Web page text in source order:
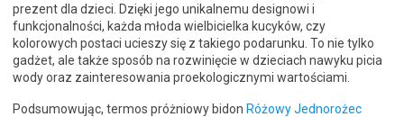
prezent dla dzieci. Dzięki jego unikalnemu designowi i
funkcjonalności, każda młoda wielbicielka kucyków, czy
kolorowych postaci ucieszy się z takiego podarunku. To nie tylko
gadżet, ale także sposób na rozwinięcie w dzieciach nawyku picia
wody oraz zainteresowania proekologicznymi wartościami.
Podsumowując, termos próżniowy bidon Różowy Jednorożec